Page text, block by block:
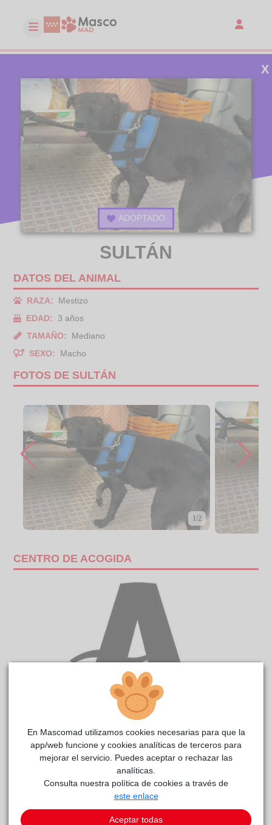
ADOPTADO
X
SULTÁN
DATOS DEL ANIMAL
RAZA:
Mestizo
EDAD:
3 años
TAMAÑO:
Mediano
SEXO:
Macho
FOTOS DE SULTÁN
1/2
CENTRO DE ACOGIDA
SULTÁNreside actualmente en el centro de acogida
CIMPA Alcalá de Henares .
COMENTARIOS
Corto. Sí. Sí.
En Mascomad utilizamos cookies necesarias para que la
app/web funcione y cookies analíticas de terceros para
mejorar el servicio. Puedes aceptar o rechazar las
analíticas.
Consulta nuestra política de cookies a través de
este enlace
Aceptar todas